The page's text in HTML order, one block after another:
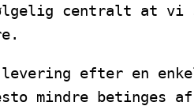
centralt at vi
efter en
mindre betinges